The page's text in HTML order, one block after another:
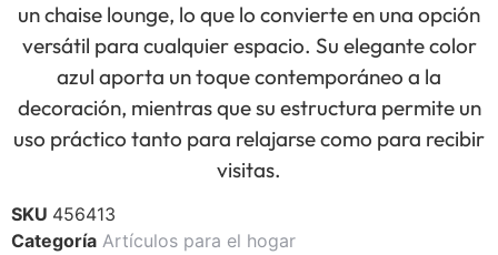
un chaise lounge, lo que lo convierte en una opción
versátil para cualquier espacio. Su elegante color
azul aporta un toque contemporáneo a la
decoración, mientras que su estructura permite un
uso práctico tanto para relajarse como para recibir
visitas.
SKU 456413
Categoría Artículos para el hogar